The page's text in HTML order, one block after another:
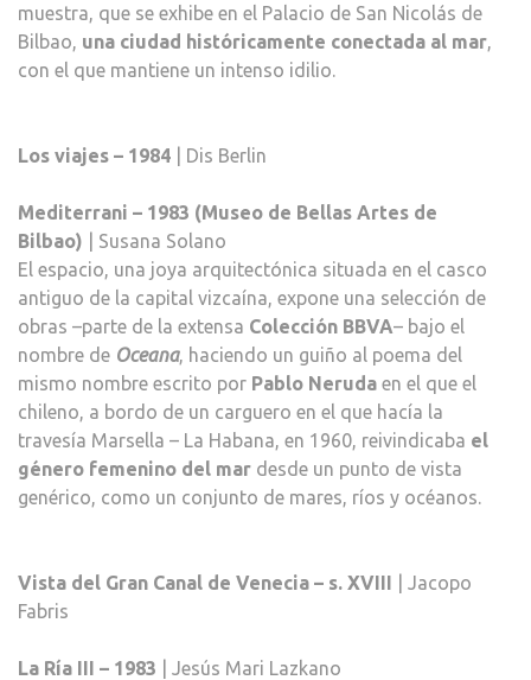
muestra, que se exhibe en el Palacio de San Nicolás de
Bilbao, una ciudad históricamente conectada al mar,
con el que mantiene un intenso idilio.
Los viajes – 1984 | Dis Berlin
Mediterrani – 1983 (Museo de Bellas Artes de
Bilbao) | Susana Solano
El espacio, una joya arquitectónica situada en el casco
antiguo de la capital vizcaína, expone una selección de
obras –parte de la extensa Colección BBVA– bajo el
nombre de Oceana, haciendo un guiño al poema del
mismo nombre escrito por Pablo Neruda en el que el
chileno, a bordo de un carguero en el que hacía la
travesía Marsella – La Habana, en 1960, reivindicaba el
género femenino del mar desde un punto de vista
genérico, como un conjunto de mares, ríos y océanos.
Vista del Gran Canal de Venecia – s. XVIII | Jacopo
Fabris
La Ría III – 1983 | Jesús Mari Lazkano